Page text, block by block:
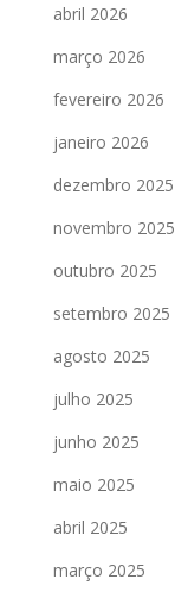
abril 2026
março 2026
fevereiro 2026
janeiro 2026
dezembro 2025
novembro 2025
outubro 2025
setembro 2025
agosto 2025
julho 2025
junho 2025
maio 2025
abril 2025
março 2025